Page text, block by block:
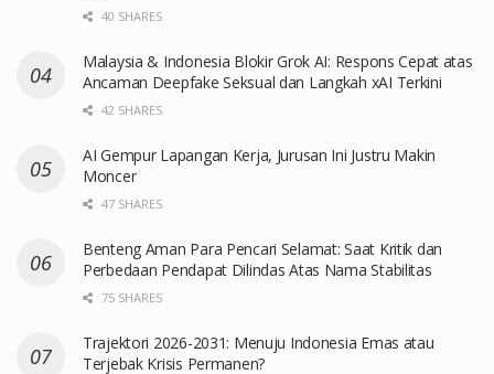
40 SHARES
Malaysia & Indonesia Blokir Grok AI: Respons Cepat atas
Ancaman Deepfake Seksual dan Langkah xAI Terkini
42 SHARES
AI Gempur Lapangan Kerja, Jurusan Ini Justru Makin
Moncer
47 SHARES
Benteng Aman Para Pencari Selamat: Saat Kritik dan
Perbedaan Pendapat Dilindas Atas Nama Stabilitas
75 SHARES
Trajektori 2026-2031: Menuju Indonesia Emas atau
Terjebak Krisis Permanen?